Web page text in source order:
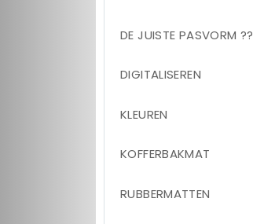
DE JUISTE PASVORM ??
DIGITALISEREN
KLEUREN
KOFFERBAKMAT
RUBBERMATTEN